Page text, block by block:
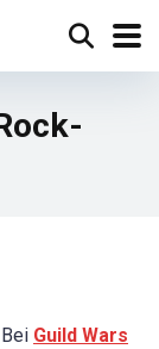
Bei Guild Wars